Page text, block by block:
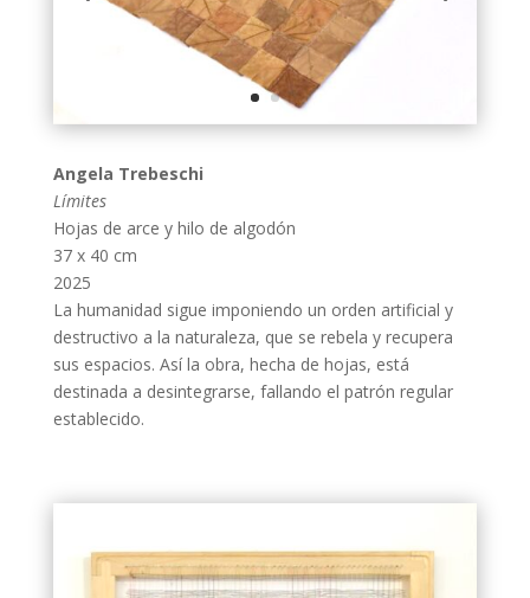
Angela Trebeschi
Límites
Hojas de arce y hilo de algodón
37 x 40 cm
2025
La humanidad sigue imponiendo un orden artificial y
destructivo a la naturaleza, que se rebela y recupera
sus espacios. Así la obra, hecha de hojas, está
destinada a desintegrarse, fallando el patrón regular
establecido.